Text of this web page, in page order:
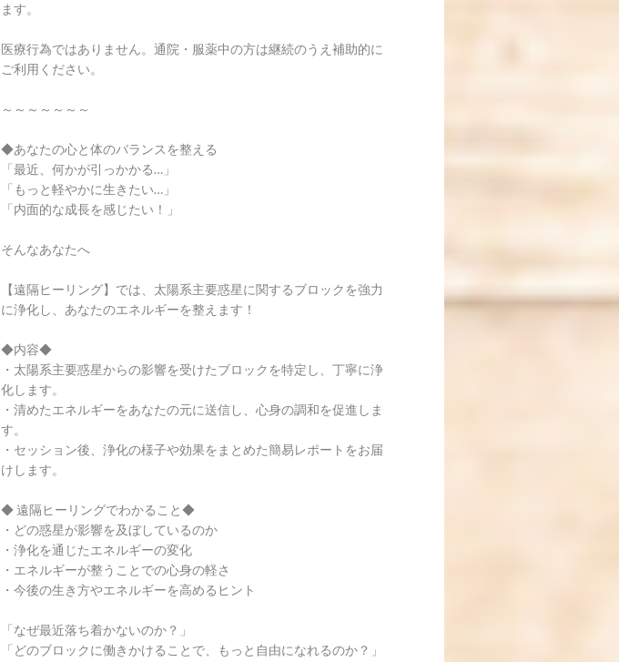
ます。
医療行為ではありません。通院・服薬中の方は継続のうえ補助的に
ご利用ください。
～～～～～～～
◆あなたの心と体のバランスを整える
「最近、何かが引っかかる…」
「もっと軽やかに生きたい…」
「内面的な成長を感じたい！」
そんなあなたへ
【遠隔ヒーリング】では、太陽系主要惑星に関するブロックを強力
に浄化し、あなたのエネルギーを整えます！
◆内容◆
・太陽系主要惑星からの影響を受けたブロックを特定し、丁寧に浄
化します。
・清めたエネルギーをあなたの元に送信し、心身の調和を促進しま
す。
・セッション後、浄化の様子や効果をまとめた簡易レポートをお届
けします。
◆ 遠隔ヒーリングでわかること◆
・どの惑星が影響を及ぼしているのか
・浄化を通じたエネルギーの変化
・エネルギーが整うことでの心身の軽さ
・今後の生き方やエネルギーを高めるヒント
「なぜ最近落ち着かないのか？」
「どのブロックに働きかけることで、もっと自由になれるのか？」